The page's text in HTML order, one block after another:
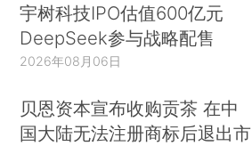
宇树科技IPO估值600亿元
DeepSeek参与战略配售
2026年08月06日
贝恩资本宣布收购贡茶 在中
国大陆无法注册商标后退出市